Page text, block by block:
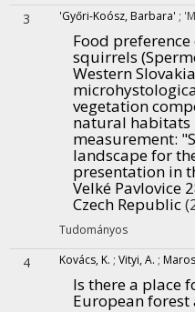
3 'Győri-Koósz, Barbara' ;
Food
squirrels
Western
vegetation
natural habitats
measurement:
landscape for
presentation in
Velké Pavlovice
Czech Republic
Tudományos
4 Kovács, K. ; Vityi, A. ;
Is there a place
European forest